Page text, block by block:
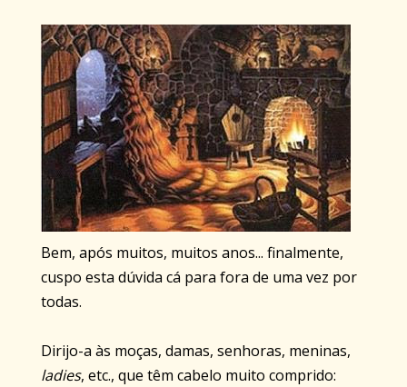
Bem, após muitos, muitos anos... finalmente,
cuspo esta dúvida cá para fora de uma vez por
todas.
Dirijo-a às moças, damas, senhoras, meninas,
ladies, etc., que têm cabelo muito comprido: